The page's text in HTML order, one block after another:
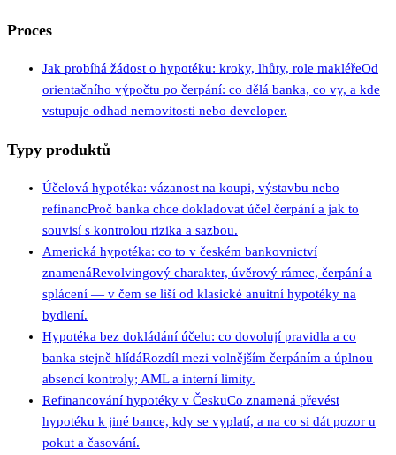
Proces
Jak probíhá žádost o hypotéku: kroky, lhůty, role makléřeOd
orientačního výpočtu po čerpání: co dělá banka, co vy, a kde
vstupuje odhad nemovitosti nebo developer.
Typy produktů
Účelová hypotéka: vázanost na koupi, výstavbu nebo
refinancProč banka chce dokladovat účel čerpání a jak to
souvisí s kontrolou rizika a sazbou.
Americká hypotéka: co to v českém bankovnictví
znamenáRevolvingový charakter, úvěrový rámec, čerpání a
splácení — v čem se liší od klasické anuitní hypotéky na
bydlení.
Hypotéka bez dokládání účelu: co dovolují pravidla a co
banka stejně hlídáRozdíl mezi volnějším čerpáním a úplnou
absencí kontroly; AML a interní limity.
Refinancování hypotéky v ČeskuCo znamená převést
hypotéku k jiné bance, kdy se vyplatí, a na co si dát pozor u
pokut a časování.